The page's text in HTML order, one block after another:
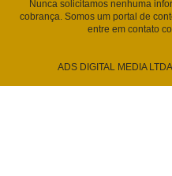
Nunca solicitamos nenhuma
cobrança. Somos um portal de
entre em contato
ADS DIGITAL MEDIA